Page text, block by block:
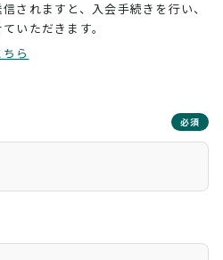
されますと、入会手続きを行い、
いただきます。
ら
必須